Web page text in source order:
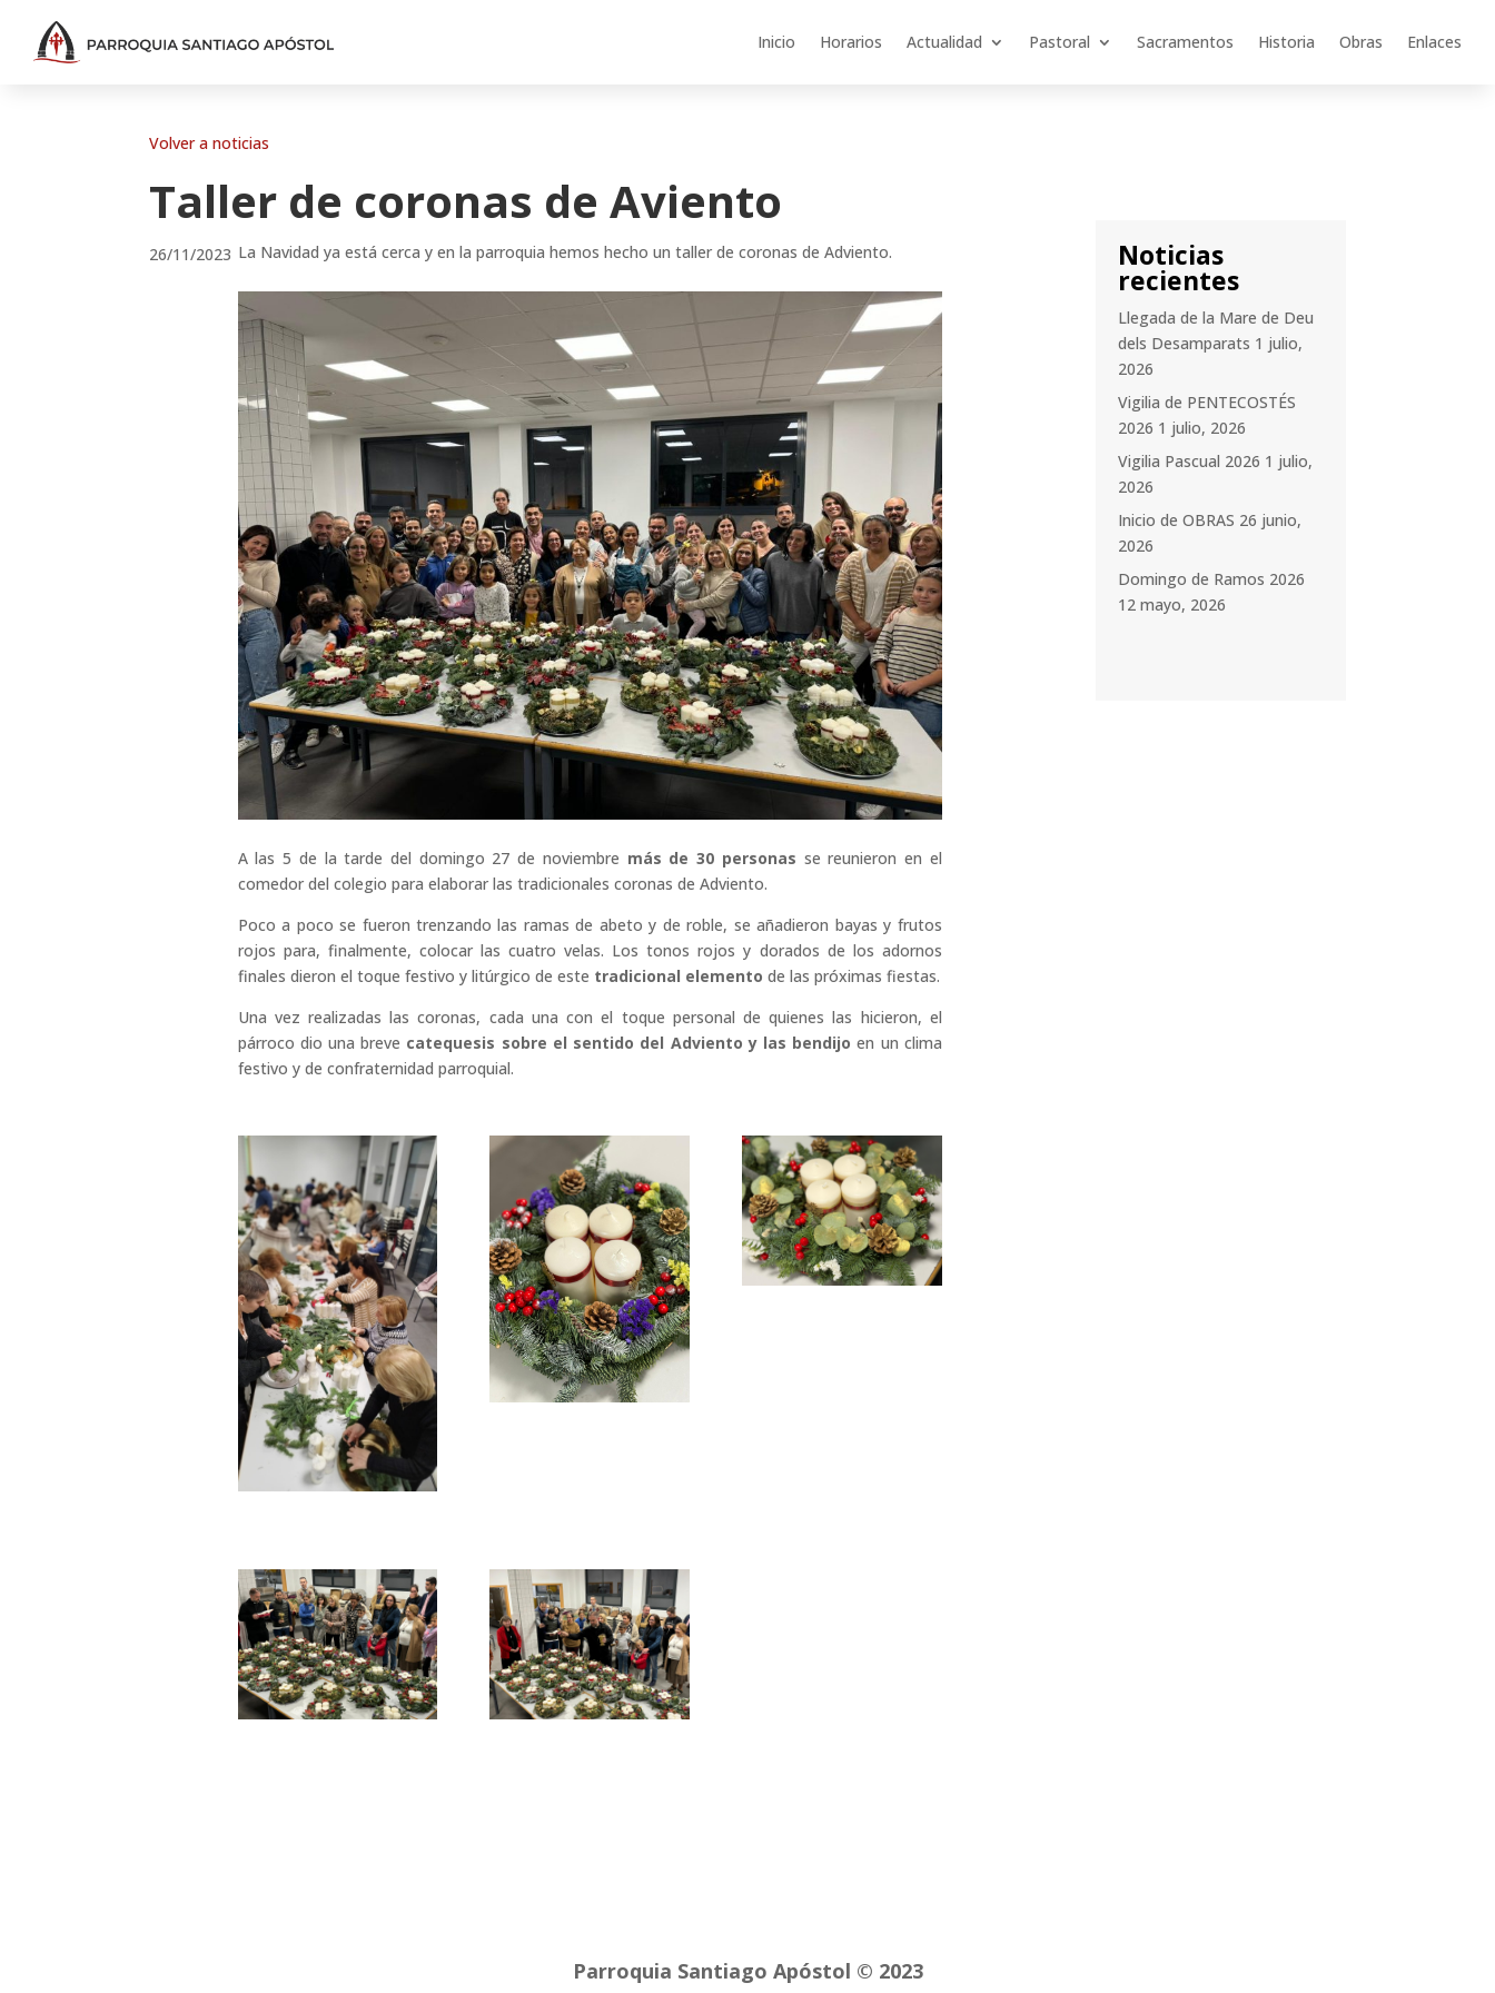
Inicio Horarios Actualidad Pastoral Sacramentos Historia Obras Enlaces
Volver a noticias
Taller de coronas de Aviento
26/11/2023 La Navidad ya está cerca y en la parroquia hemos hecho un taller de coronas de Adviento.
A las 5 de la tarde del domingo 27 de noviembre más de 30 personas se reunieron en el
comedor del colegio para elaborar las tradicionales coronas de Adviento.
Poco a poco se fueron trenzando las ramas de abeto y de roble, se añadieron bayas y frutos
rojos para, finalmente, colocar las cuatro velas. Los tonos rojos y dorados de los adornos
finales dieron el toque festivo y litúrgico de este tradicional elemento de las próximas fiestas.
Una vez realizadas las coronas, cada una con el toque personal de quienes las hicieron, el
párroco dio una breve catequesis sobre el sentido del Adviento y las bendijo en un clima
festivo y de confraternidad parroquial.
Noticias
recientes
Llegada de la Mare de Deu
dels Desamparats 1 julio,
2026
Vigilia de PENTECOSTÉS
2026 1 julio, 2026
Vigilia Pascual 2026 1 julio,
2026
Inicio de OBRAS 26 junio,
2026
Domingo de Ramos 2026
12 mayo, 2026
Parroquia Santiago Apóstol © 2023